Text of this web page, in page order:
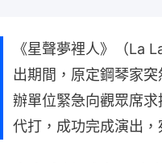
《星聲夢裡人》（La
出期間，原定鋼琴家
辦單位緊急向觀眾席
代打，成功完成演出，